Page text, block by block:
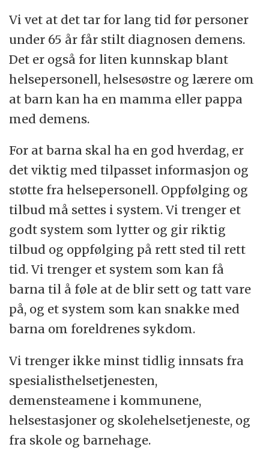
Vi vet at det tar for lang tid før personer
under 65 år får stilt diagnosen demens.
Det er også for liten kunnskap blant
helsepersonell, helsesøstre og lærere om
at barn kan ha en mamma eller pappa
med demens.
For at barna skal ha en god hverdag, er
det viktig med tilpasset informasjon og
støtte fra helsepersonell. Oppfølging og
tilbud må settes i system. Vi trenger et
godt system som lytter og gir riktig
tilbud og oppfølging på rett sted til rett
tid. Vi trenger et system som kan få
barna til å føle at de blir sett og tatt vare
på, og et system som kan snakke med
barna om foreldrenes sykdom.
Vi trenger ikke minst tidlig innsats fra
spesialisthelsetjenesten,
demensteamene i kommunene,
helsestasjoner og skolehelsetjeneste, og
fra skole og barnehage.